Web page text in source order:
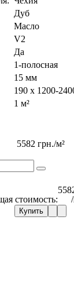
Дуб
Масло
V2
Да
1-полосная
15 мм
190 x 1200-
1 м²
5582 грн./м²
стоимость:
Купить